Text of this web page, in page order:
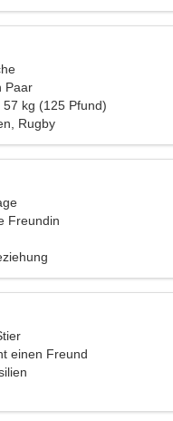
Paar
kg (125 Pfund)
Rugby
Freundin
einen Freund